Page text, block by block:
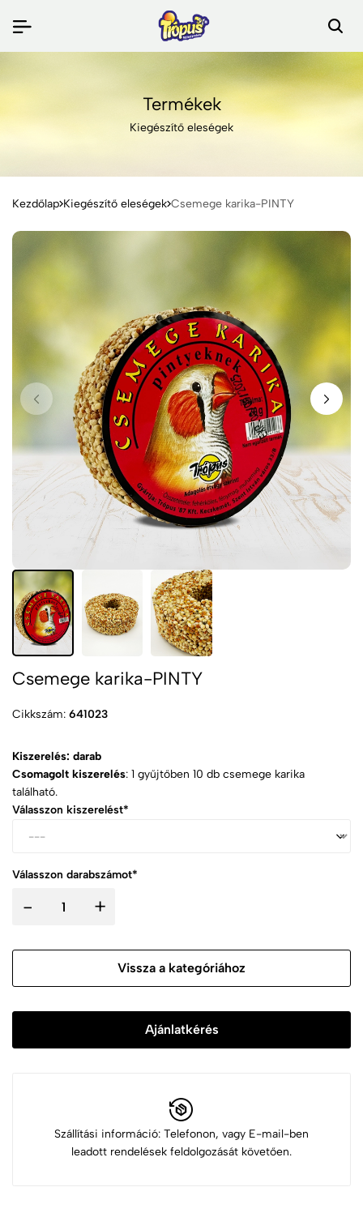
Termékek
Kiegészítő eleségek
Kezdőlap Kiegészítő eleségek Csemege karika-PINTY
Csemege karika-PINTY
Cikkszám: 641023
Kiszerelés: darab
Csomagolt kiszerelés: 1 gyűjtőben 10 db csemege karika
található.
Válasszon kiszerelést*
Válasszon darabszámot*
- +
Vissza a kategóriához
Ajánlatkérés
Szállítási információ: Telefonon, vagy E-mail-ben
leadott rendelések feldolgozását követően.